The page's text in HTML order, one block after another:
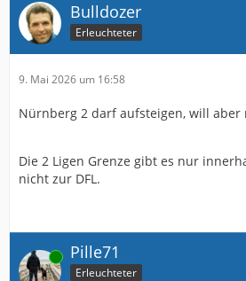
Bulldozer
Erleuchteter
9. Mai 2026 um 16:58
Nürnberg 2 darf aufsteigen, will aber
Die 2 Ligen Grenze gibt es nur
nicht zur DFL.
Online Pille71
Erleuchteter